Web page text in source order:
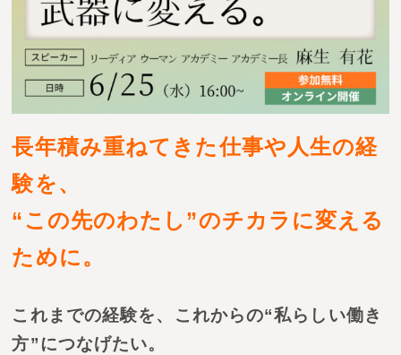
長年積み重ねてきた仕事や人生の経
験を、
“この先のわたし”のチカラに変える
ために。
これまでの経験を、これからの“私らしい働き
方”につなげたい。